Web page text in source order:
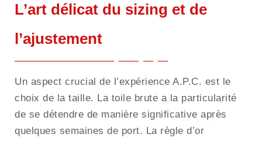
L’art délicat du sizing et de
l’ajustement
Un aspect crucial de l’expérience A.P.C. est le
choix de la taille. La toile brute a la particularité
de se détendre de manière significative après
quelques semaines de port. La règle d’or